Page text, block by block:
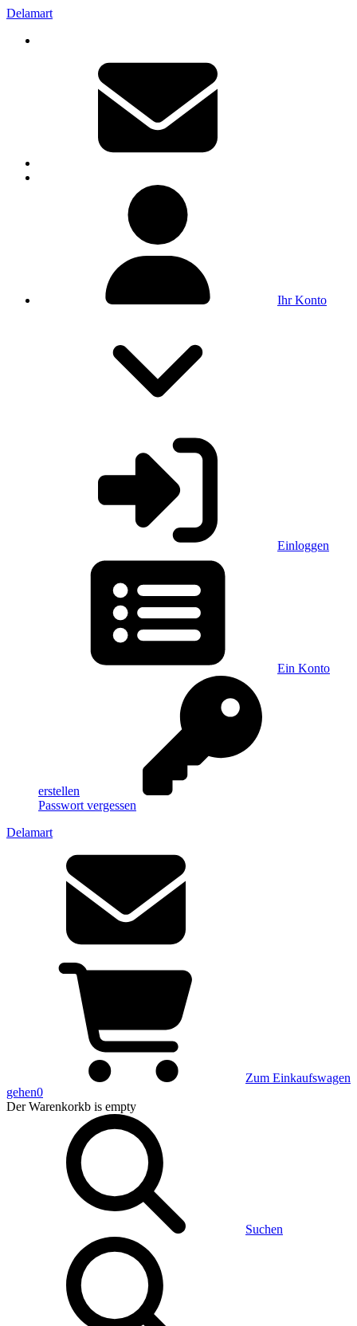
Delamart
Ihr Konto
Einloggen
Ein Konto
erstellen
Passwort vergessen
Delamart
Zum Einkaufswagen
gehen0
Der Warenkorkb is empty
Suchen